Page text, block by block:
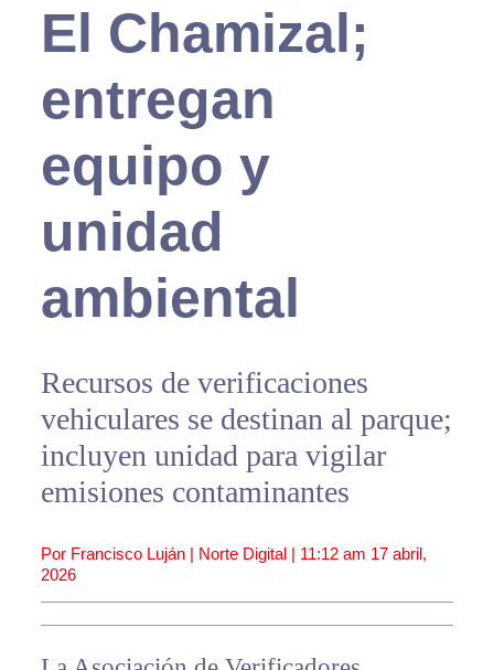
El Chamizal;
entregan
equipo y
unidad
ambiental
Recursos de verificaciones
vehiculares se destinan al parque;
incluyen unidad para vigilar
emisiones contaminantes
Por Francisco Luján | Norte Digital | 11:12 am 17 abril,
2026